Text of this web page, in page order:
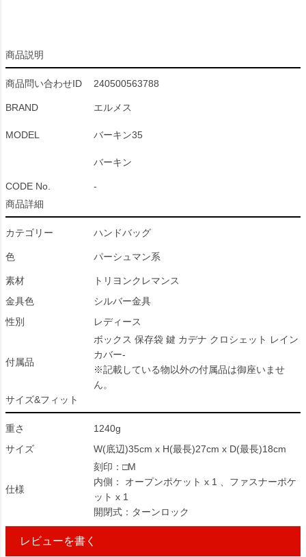
商品説明
商品問い合わせID 240500563788
BRAND エルメス
MODEL バーキン35
バーキン
CODE No.
-
商品詳細
カテゴリー ハンドバッグ
色 パーシュマン系
素材
トリヨンクレマンス
金具色
シルバー金具
性別
レディース
付属品
ボックス 保存袋 鍵 カデナ クロシェット レイン
カバー-
※記載している物以外の付属品は御座いませ
ん。
サイズ&フィット
重さ
1240g
サイズ
W(底辺)35cm x H(最長)27cm x D(最長)18cm
仕様
刻印：□M
内側： オープンポケット x 1 、ファスナーポケ
ット x 1
開閉式：ターンロック
レビューを書く